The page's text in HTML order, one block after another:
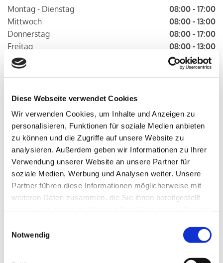
Diese Webseite verwendet Cookies
Wir verwenden Cookies, um Inhalte und Anzeigen zu
personalisieren, Funktionen für soziale Medien anbieten
zu können und die Zugriffe auf unsere Website zu
analysieren. Außerdem geben wir Informationen zu Ihrer
Verwendung unserer Website an unsere Partner für
soziale Medien, Werbung und Analysen weiter. Unsere
Partner führen diese Informationen möglicherweise mit
weiteren Daten zusammen, die Sie ihnen bereitgestellt
Notwendig
Montag - Dienstag
08:00 - 17:00
Mittwoch
08:00 - 13:00
Donnerstag
08:00 - 17:00
Freitag
08:00 - 13:00
Tut uns leid, wir haben geschlossen!
Jetzt anrufen: 05193 986800
Weitere Termine außerhalb der genannten
Zeiten gerne nach Vereinbarung.
Steuerberater Heiko
Schlicht aus Schneverdingen - Ihr
persönlicher Steuerberater
Herzlich willkommen auf unserer Webseite!